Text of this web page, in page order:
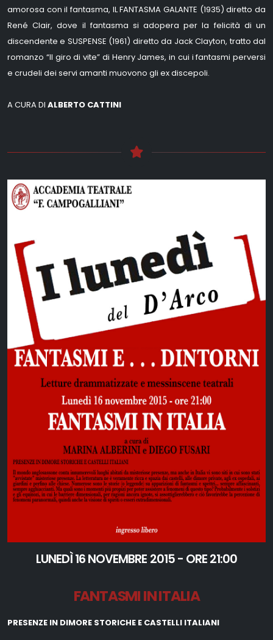
amorosa con il fantasma, IL FANTASMA GALANTE (1935) diretto da
René Clair, dove il fantasma si adopera per la felicità di un
discendente e SUSPENSE (1961) diretto da Jack Clayton, tratto dal
romanzo “Il giro di vite” di Henry James, in cui i fantasmi perversi
e crudeli dei servi amanti muovono gli ex discepoli.
A CURA DI ALBERTO CATTINI
LUNEDÌ 16 NOVEMBRE 2015 - ORE 21:00
FANTASMI IN ITALIA
PRESENZE IN DIMORE STORICHE E CASTELLI ITALIANI